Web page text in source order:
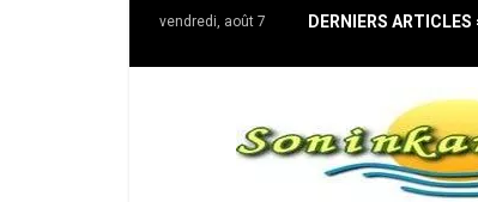
vendredi, août 7 DERNIERS ARTICLES